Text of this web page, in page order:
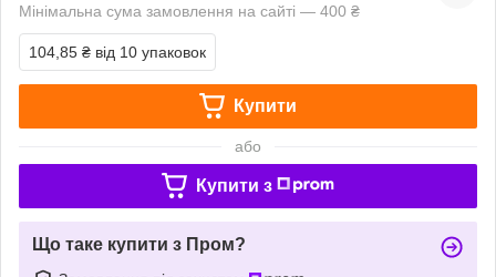
Мінімальна сума замовлення на сайті — 400 ₴
104,85 ₴ від 10 упаковок
Купити
або
Купити з
Що таке купити з Пром?